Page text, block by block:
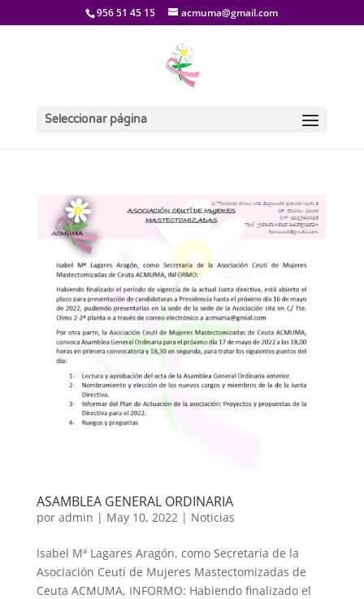
956 51 45 15 acmuma@gmail.com
Seleccionar página
ASAMBLEA GENERAL ORDINARIA
por admin | May 10, 2022| Noticias
Isabel Mª Lagares Aragón, como Secretaria de la
Asociación Ceutí de Mujeres Mastectomizadas de
Ceuta ACMUMA, INFORMO: Habiendo finalizado el